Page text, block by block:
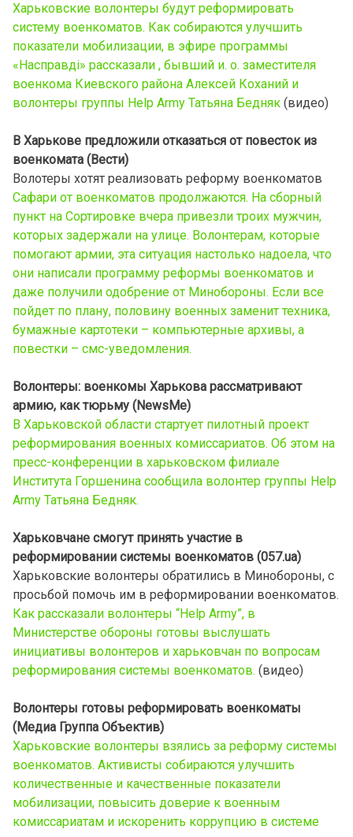
Харьковские волонтеры будут реформировать
систему военкоматов. Как собираются улучшить
показатели мобилизации, в эфире программы
«Насправді» рассказали , бывший и. о. заместителя
военкома Киевского района Алексей Коханий и
волонтеры группы Help Army Татьяна Бедняк(видео)
В Харькове предложили отказаться от повесток из
военкомата (Вести)
Волотеры хотят реализовать реформу военкоматов
Сафари от военкоматов продолжаются. На сборный
пункт на Сортировке вчера привезли троих мужчин,
которых задержали на улице. Волонтерам, которые
помогают армии, эта ситуация настолько надоела, что
они написали программу реформы военкоматов и
даже получили одобрение от Минобороны. Если все
пойдет по плану, половину военных заменит техника,
бумажные картотеки – компьютерные архивы, а
повестки – смс-уведомления.
Волонтеры: военкомы Харькова рассматривают
армию, как тюрьму (NewsMe)
В Харьковской области стартует пилотный проект
реформирования военных комиссариатов. Об этом на
пресс-конференции в харьковском филиале
Института Горшенина сообщила волонтер группы Help
Army Татьяна Бедняк.
Харьковчане смогут принять участие в
реформировании системы военкоматов (057.ua)
Харьковские волонтеры обратились в Минобороны, с
просьбой помочь им в реформировании военкоматов.
Как рассказали волонтеры “Help Army”, в
Министерстве обороны готовы выслушать
инициативы волонтеров и харьковчан по вопросам
реформирования системы военкоматов. (видео)
Волонтеры готовы реформировать военкоматы
(Медиа Группа Объектив)
Харьковские волонтеры взялись за реформу системы
военкоматов. Активисты собираются улучшить
количественные и качественные показатели
мобилизации, повысить доверие к военным
комиссариатам и искоренить коррупцию в системе